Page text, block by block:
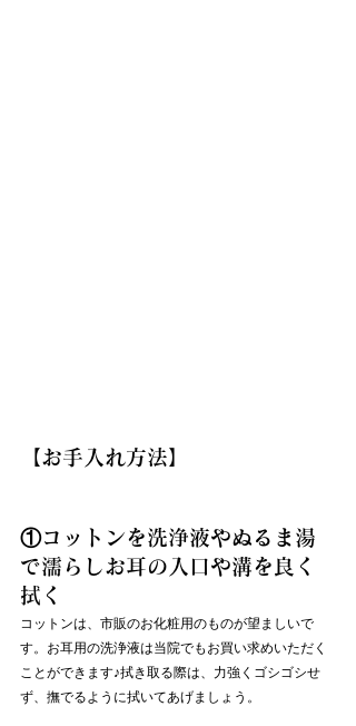
【お手入れ方法】
①コットンを洗浄液やぬるま湯
で濡らしお耳の入口や溝を良く
拭く
コットンは、市販のお化粧用のものが望ましいで
す。お耳用の洗浄液は当院でもお買い求めいただく
ことができます♪拭き取る際は、力強くゴシゴシせ
ず、撫でるように拭いてあげましょう。